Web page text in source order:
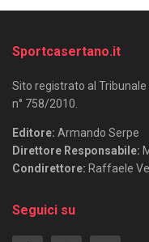
Sportcasertano.it
Sito registrato al
n° 758/2010.
Editore: Armando Serpe
Direttore Responsabile:
Condirettore: Raffaele
Seguici su